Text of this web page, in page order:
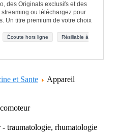
des Originals exclusifs et des
ou téléchargez pour
Un titre premium de votre choix
Écoute hors ligne
Résiliable à
et Sante
Appareil
traumatologie, rhumatologie